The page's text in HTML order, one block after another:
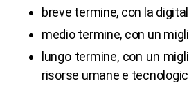
breve termine, con la
medio termine, con un
lungo termine, con un
risorse umane e